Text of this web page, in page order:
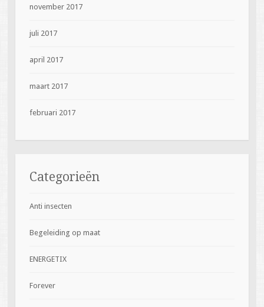
november 2017
juli 2017
april 2017
maart 2017
februari 2017
Categorieën
Anti insecten
Begeleiding op maat
ENERGETIX
Forever